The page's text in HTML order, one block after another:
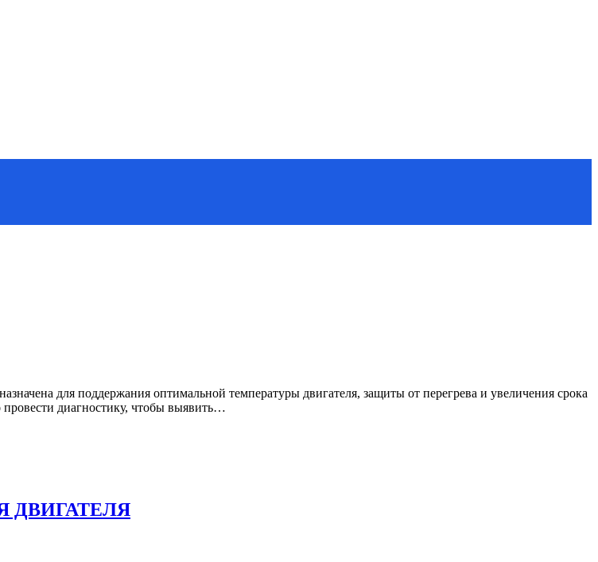
для поддержания оптимальной температуры двигателя, защиты от перегрева и увеличения срока
диагностику, чтобы выявить…